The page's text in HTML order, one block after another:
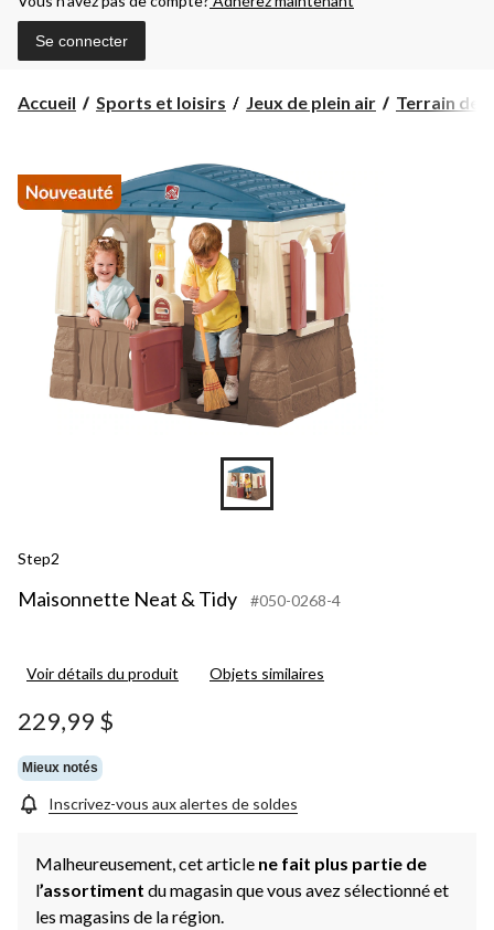
Se connecter
Accueil Sports et loisirs Jeux de plein air Terrain de
Step2
Maisonnette Neat & Tidy #050-0268-4
Voir détails du produit Objets similaires
229,99 $
Mieux notés
Inscrivez-vous aux alertes de soldes
Malheureusement, cet article ne fait plus partie de
l’assortiment du magasin que vous avez sélectionné et
les magasins de la région.